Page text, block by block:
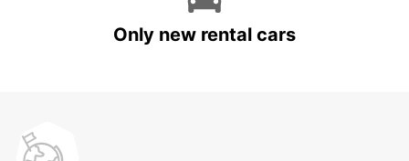
Only new rental cars